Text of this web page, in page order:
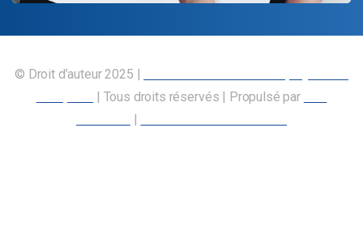
© Droit d’auteur 2025 |
| Tous droits réservés | Propulsé par
|